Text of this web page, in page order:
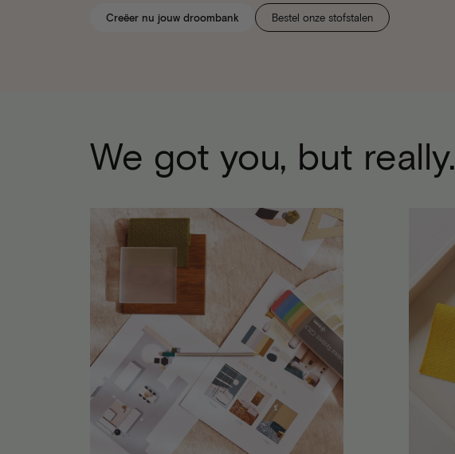
Creëer nu jouw droombank Bestel onze stofstalen
We got you, but really.